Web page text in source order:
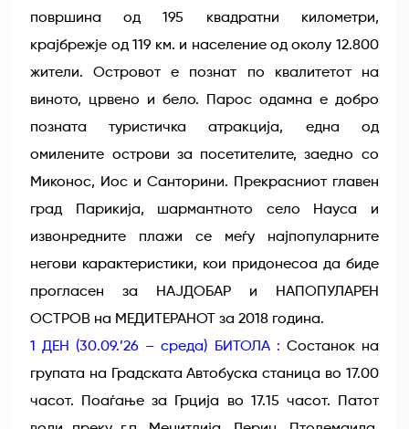
површина од 195 квадратни километри,
крајбрежје од 119 км. и население од околу 12.800
жители. Островот е познат по квалитетот на
виното, црвено и бело. Парос одамна е добро
позната туристичка атракција, една од
омилените острови за посетителите, заедно со
Миконос, Иос и Санторини. Прекрасниот главен
град Парикија, шармантното село Науса и
извонредните плажи се меѓу најпопуларните
негови карактеристики, кои придонесоа да биде
прогласен за НАЈДОБАР и НАПОПУЛАРЕН
ОСТРОВ на МЕДИТЕРАНОТ за 2018 година.
1 ДЕН (30.09.’26 – среда) БИТОЛА : Состанок на
групата на Градската Автобуска станица во 17.00
часот. Поаѓање за Грција во 17.15 часот. Патот